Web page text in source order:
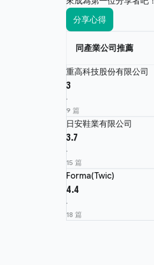
分享心得
同產業公司推薦
重高科技股份有限公司
3
·
9 篇
日安鞋業有限公司
3.7
·
15 篇
Forma(Twic)
4.4
·
18 篇